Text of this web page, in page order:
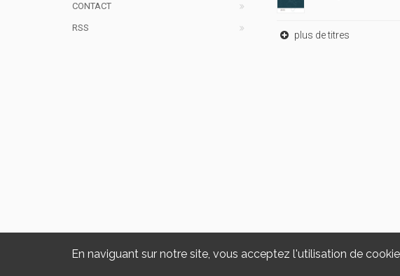
En naviguant sur notre site, vous acceptez l'utilisation de
CONTACT
RSS
plus de titres